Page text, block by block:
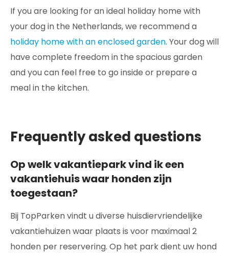
If you are looking for an ideal holiday home with
your dog in the Netherlands, we recommend a
holiday home with an enclosed garden. Your dog will
have complete freedom in the spacious garden
and you can feel free to go inside or prepare a
meal in the kitchen.
Frequently asked questions
Op welk vakantiepark vind ik een
vakantiehuis waar honden zijn
toegestaan?
Bij TopParken vindt u diverse huisdiervriendelijke
vakantiehuizen waar plaats is voor maximaal 2
honden per reservering. Op het park dient uw hond